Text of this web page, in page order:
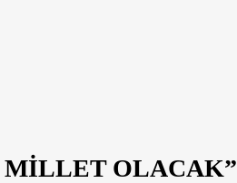
OLACAK”